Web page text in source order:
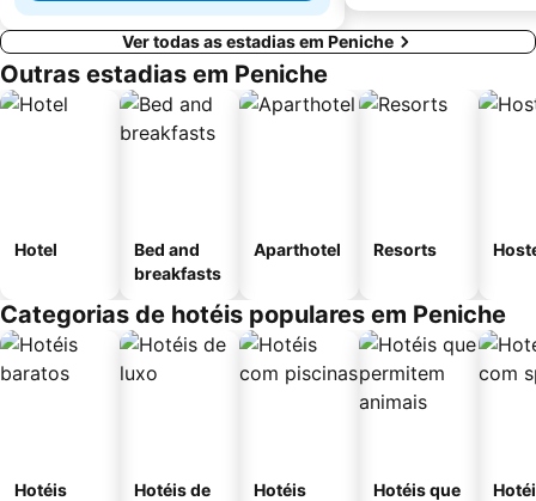
Ver todas as estadias em Peniche
Outras estadias em Peniche
Hotel
Bed and
breakfasts
Aparthotel Resorts
Categorias de hotéis populares em Peniche
Hotéis
Hotéis de
Hotéis
Hotéis que